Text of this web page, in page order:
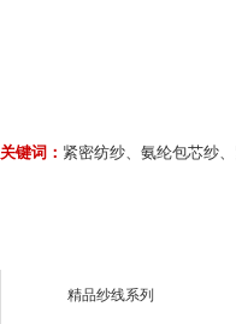
关键词： 紧密纺纱、氨纶包芯纱
精品纱线系列